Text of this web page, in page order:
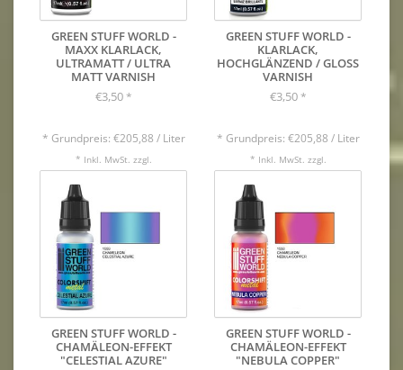
GREEN STUFF WORLD -
MAXX KLARLACK,
ULTRAMATT / ULTRA
MATT VARNISH
€3,50 *
* Grundpreis: €205,88 / Liter
* Inkl. MwSt. zzgl.
GREEN STUFF WORLD -
KLARLACK,
HOCHGLÄNZEND / GLOSS
VARNISH
€3,50 *
* Grundpreis: €205,88 / Liter
* Inkl. MwSt. zzgl.
GREEN STUFF WORLD -
CHAMÄLEON-EFFEKT
"CELESTIAL AZURE"
GREEN STUFF WORLD -
CHAMÄLEON-EFFEKT
"NEBULA COPPER"